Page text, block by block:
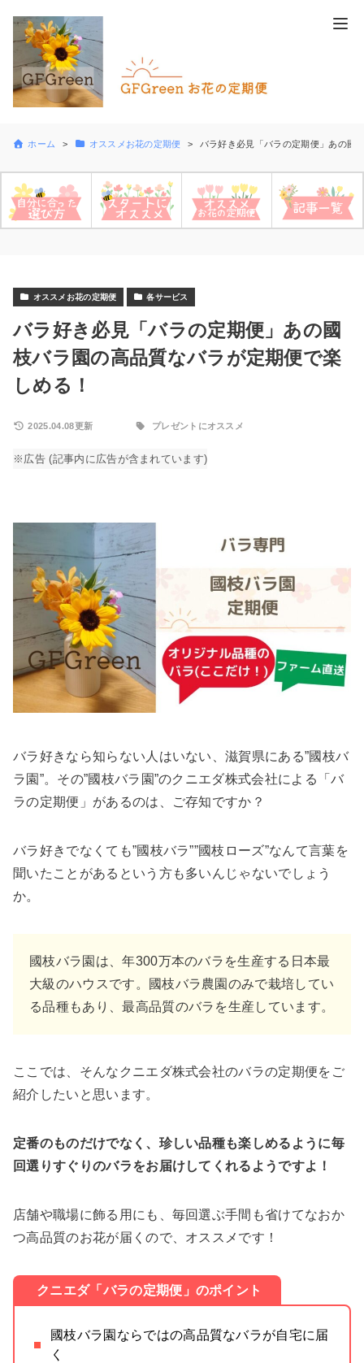
ホーム オススメお花の定期便 バラ好き必見「バラの定期便」あの國
オススメお花の定期便 各サービス
バラ好き必見「バラの定期便」あの國
枝バラ園の高品質なバラが定期便で楽
しめる！
2025.04.08更新 プレゼントにオススメ
※広告 (記事内に広告が含まれています)
バラ好きなら知らない人はいない、滋賀県にある”國枝バ
ラ園”。その”國枝バラ園”のクニエダ株式会社による「バ
ラの定期便」があるのは、ご存知ですか？
バラ好きでなくても”國枝バラ””國枝ローズ”なんて言葉を
聞いたことがあるという方も多いんじゃないでしょう
か。
國枝バラ園は、年300万本のバラを生産する日本最
大級のハウスです。國枝バラ農園のみで栽培してい
る品種もあり、最高品質のバラを生産しています。
ここでは、そんなクニエダ株式会社のバラの定期便をご
紹介したいと思います。
定番のものだけでなく、珍しい品種も楽しめるように毎
回選りすぐりのバラをお届けしてくれるようですよ！
店舗や職場に飾る用にも、毎回選ぶ手間も省けてなおか
つ高品質のお花が届くので、オススメです！
クニエダ「バラの定期便」のポイント
國枝バラ園ならではの高品質なバラが自宅に届
く